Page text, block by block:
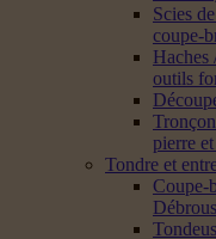
Scies
coupe-
Haches
outils
pierre
Tondre et
Coupe-